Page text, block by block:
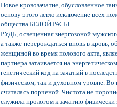
Новое кровозачатие, обусловленное
основу этого легло исключение всех
общества БЕЛОЙ РАСЫ.
РУДЬ, освещенная знергозоной
а также перерождаться вновь в кровь,
женщиной во время полового акта,
партнера затаивается на
генетический код на зачатый в
физическом, так и духовном уровне.
считалась порченой. Чистота не
служила прологом к зачатию